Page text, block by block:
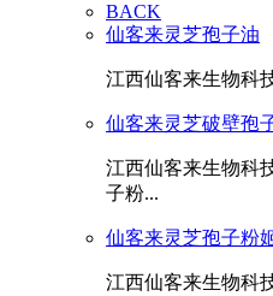
BACK
仙客来灵芝孢子油
江西仙客来生物科
仙客来灵芝破壁孢
江西仙客来生物科
子粉...
仙客来灵芝孢子粉
江西仙客来生物科